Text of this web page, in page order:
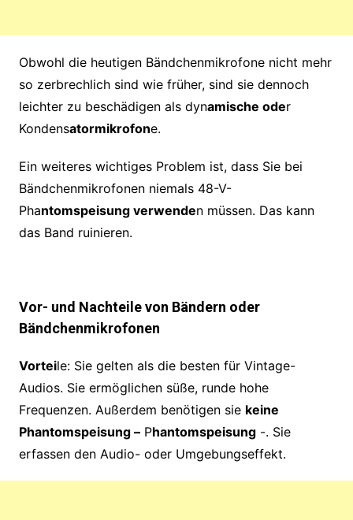
Obwohl die heutigen Bändchenmikrofone nicht mehr
so zerbrechlich sind wie früher, sind sie dennoch
leichter zu beschädigen als dynamische oder
Kondensatormikrofone.
Ein weiteres wichtiges Problem ist, dass Sie bei
Bändchenmikrofonen niemals 48-V-
Phantomspeisung verwenden müssen. Das kann
das Band ruinieren.
Vor- und Nachteile von Bändern oder
Bändchenmikrofonen
Vorteile: Sie gelten als die besten für Vintage-
Audios. Sie ermöglichen süße, runde hohe
Frequenzen. Außerdem benötigen sie keine
Phantomspeisung –Phantomspeisung-. Sie
erfassen den Audio- oder Umgebungseffekt.